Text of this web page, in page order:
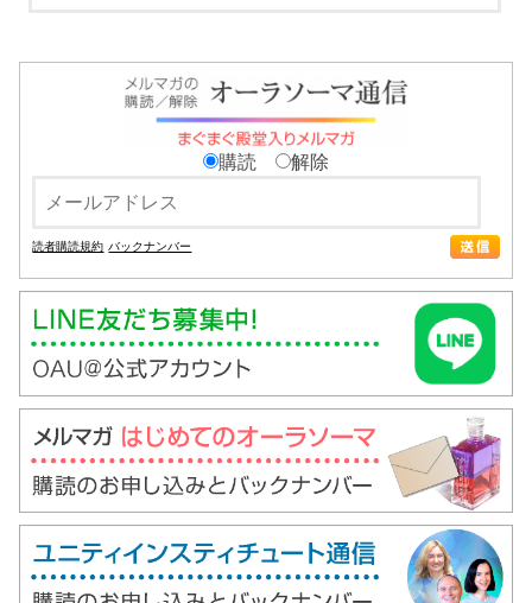
購読 解除
読者購読規約 バックナンバー